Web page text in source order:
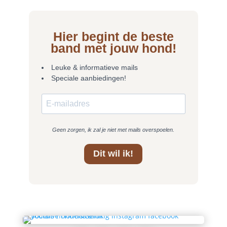
Hier begint de beste
band met jouw hond!
Leuke & informatieve mails
Speciale aanbiedingen!
Geen zorgen, ik zal je niet met mails overspoelen.
Dit wil ik!